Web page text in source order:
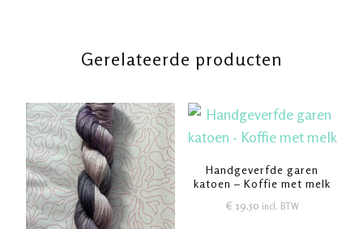
Gerelateerde producten
Handgeverfde garen
katoen – Koffie met melk
€ 19,50 incl. BTW